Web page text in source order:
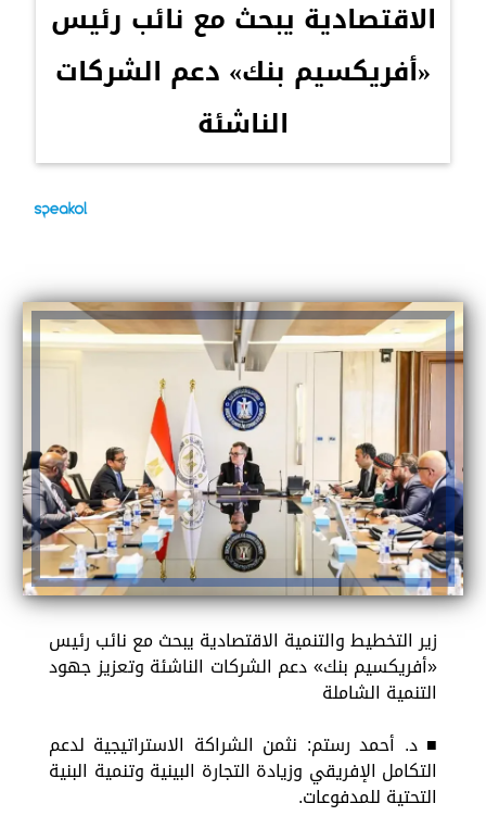
الاقتصادية يبحث مع نائب رئيس
«أفريكسيم بنك» دعم الشركات
الناشئة
زير التخطيط والتنمية الاقتصادية يبحث مع نائب رئيس
«أفريكسيم بنك» دعم الشركات الناشئة وتعزيز جهود
التنمية الشاملة
■ د. أحمد رستم: نثمن الشراكة الاستراتيجية لدعم
التكامل الإفريقي وزيادة التجارة البينية وتنمية البنية
التحتية للمدفوعات.